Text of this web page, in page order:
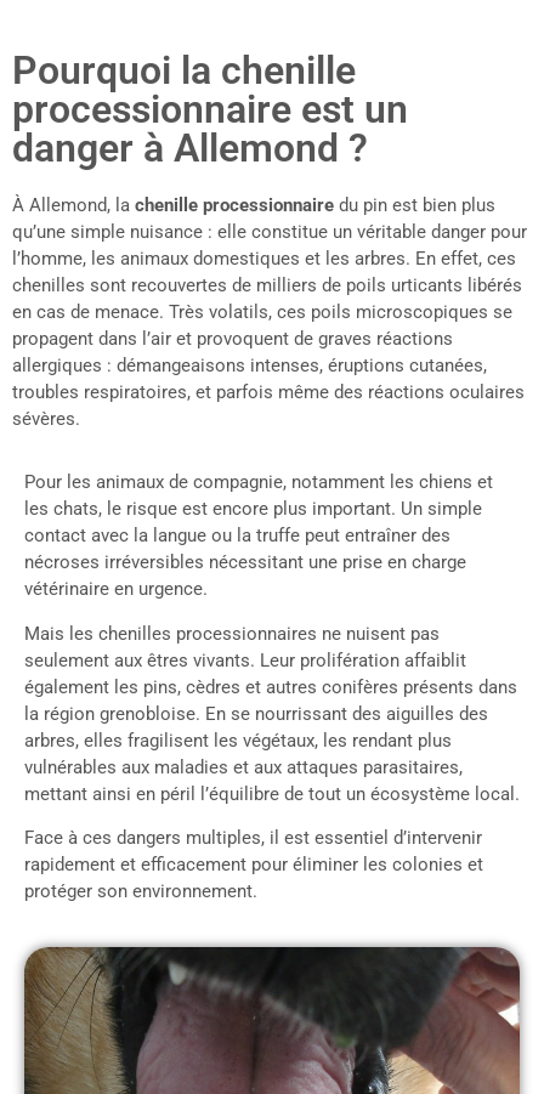
Pourquoi la chenille
processionnaire est un
danger à Allemond ?
À Allemond, la chenille processionnaire du pin est bien plus
qu’une simple nuisance : elle constitue un véritable danger pour
l’homme, les animaux domestiques et les arbres. En effet, ces
chenilles sont recouvertes de milliers de poils urticants libérés
en cas de menace. Très volatils, ces poils microscopiques se
propagent dans l’air et provoquent de graves réactions
allergiques : démangeaisons intenses, éruptions cutanées,
troubles respiratoires, et parfois même des réactions oculaires
sévères.
Pour les animaux de compagnie, notamment les chiens et
les chats, le risque est encore plus important. Un simple
contact avec la langue ou la truffe peut entraîner des
nécroses irréversibles nécessitant une prise en charge
vétérinaire en urgence.
Mais les chenilles processionnaires ne nuisent pas
seulement aux êtres vivants. Leur prolifération affaiblit
également les pins, cèdres et autres conifères présents dans
la région grenobloise. En se nourrissant des aiguilles des
arbres, elles fragilisent les végétaux, les rendant plus
vulnérables aux maladies et aux attaques parasitaires,
mettant ainsi en péril l’équilibre de tout un écosystème local.
Face à ces dangers multiples, il est essentiel d’intervenir
rapidement et efficacement pour éliminer les colonies et
protéger son environnement.